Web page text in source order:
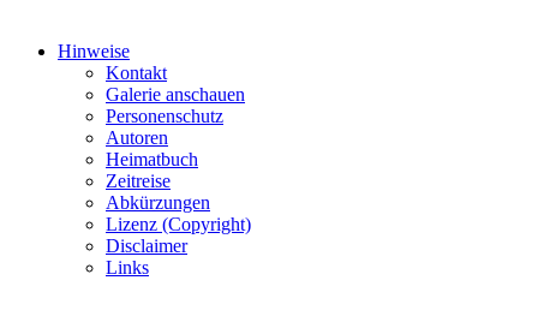
Hinweise
Kontakt
Galerie anschauen
Personenschutz
Autoren
Heimatbuch
Zeitreise
Abkürzungen
Lizenz (Copyright)
Disclaimer
Links